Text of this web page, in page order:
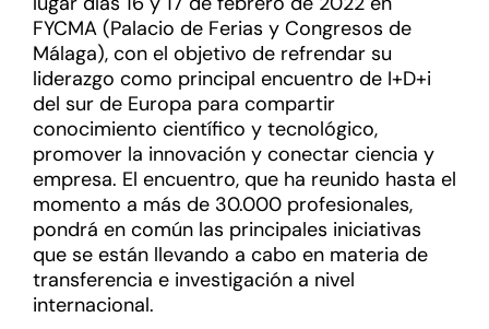
FYCMA (Palacio de Ferias y Congresos de
Málaga), con el objetivo de refrendar su
liderazgo como principal encuentro de I+D+i
del sur de Europa para compartir
conocimiento científico y tecnológico,
promover la innovación y conectar ciencia y
empresa. El encuentro, que ha reunido hasta el
momento a más de 30.000 profesionales,
pondrá en común las principales iniciativas
que se están llevando a cabo en materia de
transferencia e investigación a nivel
internacional.